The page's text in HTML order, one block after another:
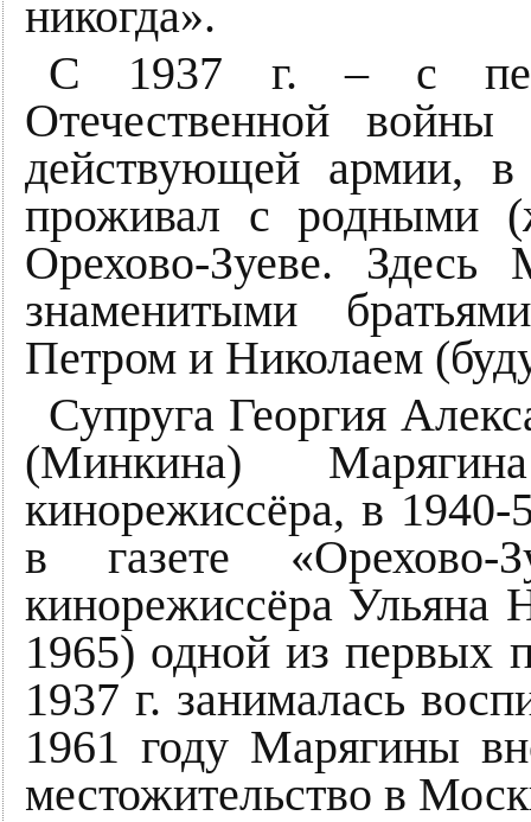
никогда».
С 1937 г. – с
Отечественной
действующей армии,
проживал с родными
Орехово-Зуеве.
знаменитыми
Петром и Николаем
Супруга Георгия
(Минкина)
кинорежиссёра, в 1940-
в газете «Орехово-
кинорежиссёра Ульяна
1965) одной из первых
1937 г. занималась
1961 году Марягины
местожительство в